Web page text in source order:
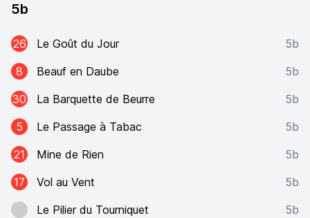
5b
26 Le Goût du Jour
5b
8
Beauf en Daube
5b
30
La Barquette de Beurre
5b
5
Le Passage à Tabac
5b
21
Mine de Rien
5b
17
Vol au Vent
5b
Le Pilier du Tourniquet
5b